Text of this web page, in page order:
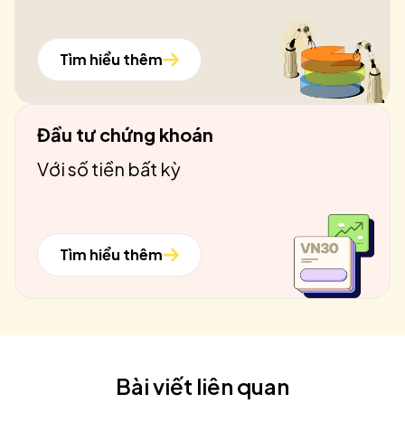
Tìm hiểu thêm
Đầu tư chứng khoán
Với số tiền bất kỳ
Tìm hiểu thêm
Bài viết liên quan